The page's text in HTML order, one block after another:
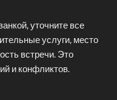
уточните все
услуги, место
встречи. Это
и конфликтов.